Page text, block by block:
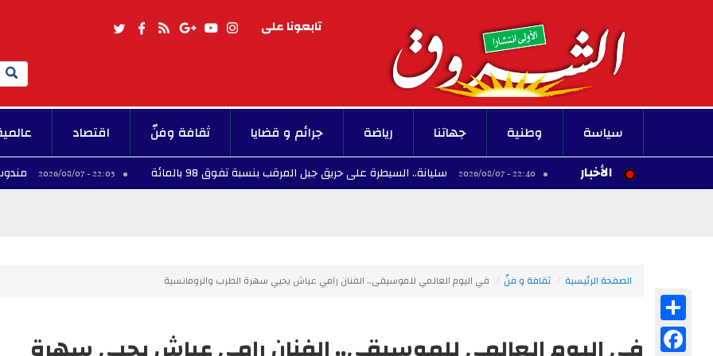
تابعونا على
Search
سياسة وطنية جهاتنا رياضة جرائم و قضايا ثقافة وفنّ اقتصاد
الأخبار22:40 - 2026/08/07 سليانة.. السيطرة على حريق جبل المرقب بنسبة تفوق 98 بالمائة 22:03 - 2026/08/07 مندوب حماية
الصفحة الرئيسية ثقافة و فنّ في اليوم العالمي للموسيقى.. الفنان رامي عياش يحيي سهرة الطرب والرومانسية
Facebook